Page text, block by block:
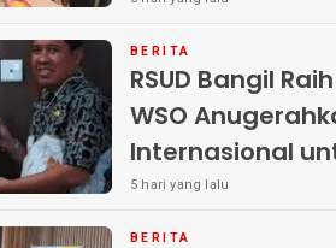
BERITA
RSUD Bangil
WSO
Internasional
5 hari yang lalu
BERITA